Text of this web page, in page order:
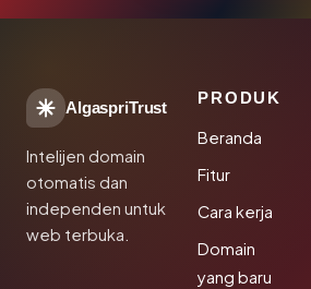
AlgaspriTrust
Intelijen domain
otomatis dan
independen untuk
web terbuka.
PRODUK
Beranda
Fitur
Cara kerja
Domain
yang baru